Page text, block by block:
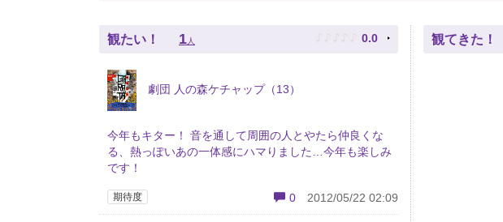
観たい！ 1 人 ♪ ♪ ♪ ♪ ♪ 0.0
劇団 人の森ケチャップ（13）
今年もキター！ 音を通して周囲の人とやたら仲良くな
る、熱っぽいあの一体感にハマりました…今年も楽しみ
です！
期待度 0 2012/05/22 02:09
観てきた！